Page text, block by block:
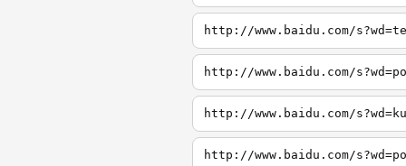
http://www.baidu.com/
http://www.baidu.com/
http://www.baidu.com/
http://www.baidu.com/